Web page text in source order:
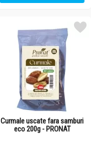
Curmale uscate fara samburi
eco 200g - PRONAT